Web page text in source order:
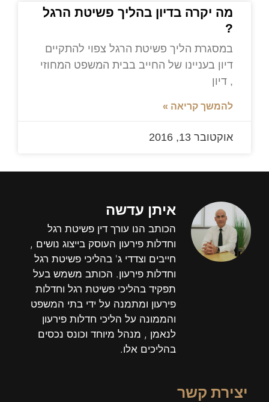
מה יקרה בדיון בהליך פשיטת הרגל
?
במסגרת הליך פשיטת הרגל צפוי להתקיים
דיון בעניינו של החייב בבית המשפט המחוזי
, דיון
להמשך קריאה »
אוקטובר 13, 2016
איתן עדשה
הכותב הנו עורך דין פשיטת רגל
וחדלות פירעון העוסק בייצוג נושים ,
חייבים וצדדי ג' בהליכי פשיטת רגל
וחדלות פירעון. הכותב משמש בעל
תפקיד בהליכי פשיטת רגל וחדלות
פירעון ומתמנה על ידי בתי המשפט
והממונה על הליכי חדלות פירעון
לנאמן , מנהל מיוחד וכונס נכסים
בהליכים אלו.
יצירת קשר